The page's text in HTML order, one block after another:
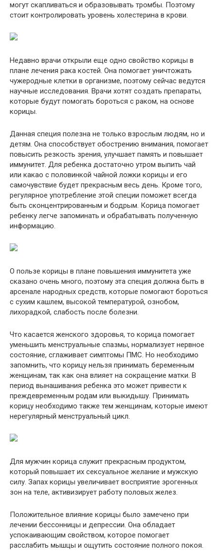
могут скапливаться и образовывать тромбы. Поэтому
стоит контролировать уровень холестерина в крови.
Недавно врачи открыли еще одно свойство корицы в
плане лечения рака костей. Она помогает уничтожать
чужеродные клетки в организме, поэтому сейчас ведутся
научные исследования. Врачи хотят создать препараты,
которые будут помогать бороться с раком, на основе
корицы.
Данная специя полезна не только взрослым людям, но и
детям. Она способствует обострению внимания, помогает
повысить резкость зрения, улучшает память и повышает
иммунитет. Для ребенка достаточно утром выпить чай
или какао с половинкой чайной ложки корицы и его
самочувствие будет прекрасным весь день. Кроме того,
регулярное употребление этой специи поможет всегда
быть сконцентрированным и бодрым. Корица помогает
ребенку легче запоминать и обрабатывать полученную
информацию.
О пользе корицы в плане повышения иммунитета уже
сказано очень много, поэтому эта специя должна быть в
арсенале народных средств, которые помогают бороться
с сухим кашлем, высокой температурой, ознобом,
лихорадкой, слабость после болезни.
Что касается женского здоровья, то корица помогает
уменьшить менструальные спазмы, нормализует нервное
состояние, сглаживает симптомы ПМС. Но необходимо
запомнить, что корицу нельзя принимать беременным
женщинам, так как она влияет на сокращение матки. В
период вынашивания ребенка это может привести к
преждевременным родам или выкидышу. Принимать
корицу необходимо также тем женщинам, которые имеют
нерегулярный менструальный цикл.
Для мужчин корица служит прекрасным продуктом,
который повышает их сексуальное желание и мужскую
силу. Запах корицы увеличивает восприятие эрогенных
зон на теле, активизирует работу половых желез.
Положительное влияние корицы было замечено при
лечении бессонницы и депрессии. Она обладает
успокаивающим свойством, которое помогает
расслабить мышцы и ощутить состояние полного покоя.